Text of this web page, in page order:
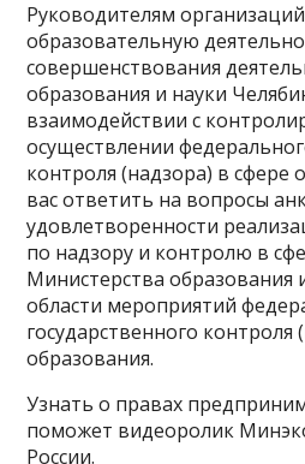
Руководителям
образовательную
совершенствования
образования и науки
взаимодействии с
осуществлении
контроля (надзора) в сфере
вас ответить на вопросы
удовлетворенности
по надзору и контролю в
Министерства образования
области мероприятий
государственного контроля
образования.
Узнать о правах
поможет видеоролик
России.